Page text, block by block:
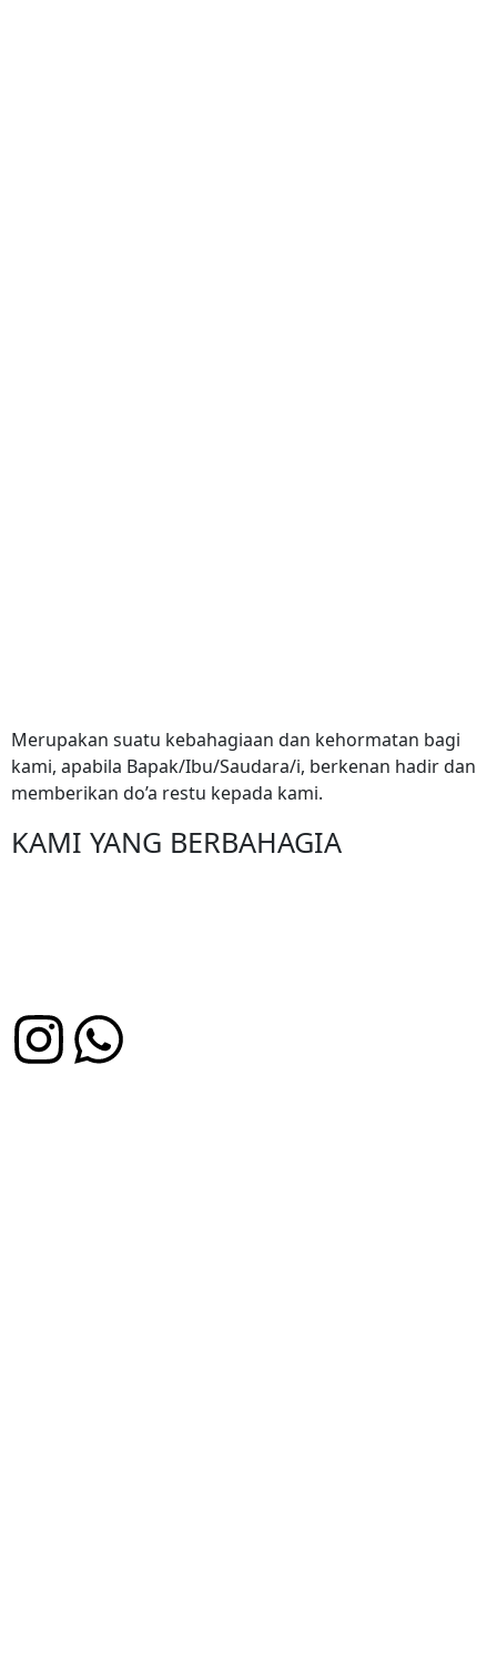
Merupakan suatu kebahagiaan dan kehormatan bagi
kami, apabila Bapak/Ibu/Saudara/i, berkenan hadir dan
memberikan do’a restu kepada kami.
KAMI YANG BERBAHAGIA